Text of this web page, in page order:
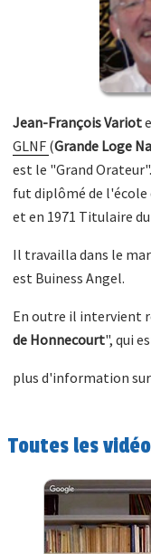
Jean-François Variot
GLNF (Grande Loge
est le "Grand
fut diplômé de l'école
et en 1971 Titulaire du
Il travailla dans le
est Buiness Angel.
En outre il intervient
de Honnecourt", qui
plus d'information
Toutes les